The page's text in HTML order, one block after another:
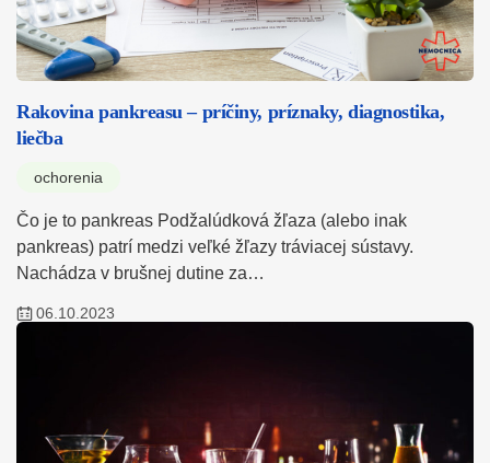
Rakovina pankreasu – príčiny, príznaky, diagnostika,
liečba
ochorenia
Čo je to pankreas Podžalúdková žľaza (alebo inak
pankreas) patrí medzi veľké žľazy tráviacej sústavy.
Nachádza v brušnej dutine za…
06.10.2023